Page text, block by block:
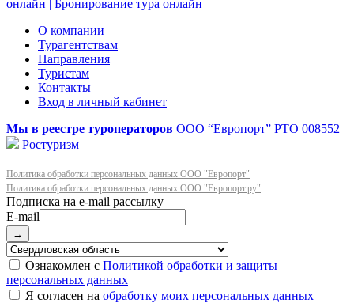
О компании
Турагентствам
Направления
Туристам
Контакты
Вход в личный кабинет
Мы в реестре туроператоров ООО “Европорт” РТО 008552
Ростуризм
Политика обработки персональных данных ООО "Европорт"
Политика обработки персональных данных ООО "Европорт.ру"
E-mail
→
Ознакомлен с Политикой обработки и защиты
персональных данных
Я согласен на обработку моих персональных данных